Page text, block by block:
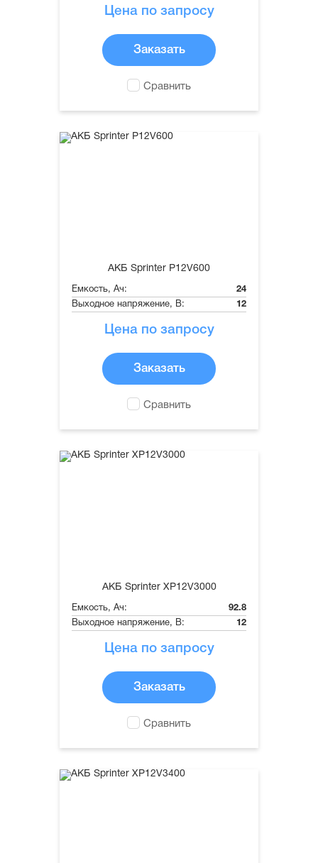
Цена по запросу
Заказать
Сравнить
АКБ Sprinter P12V600
Емкость, Ач:
24
Выходное напряжение, В:
12
Цена по запросу
Заказать
Сравнить
АКБ Sprinter XP12V3000
Емкость, Ач:
92.8
Выходное напряжение, В:
12
Цена по запросу
Заказать
Сравнить